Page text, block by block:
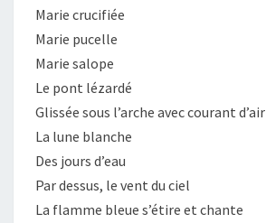
Marie crucifiée
Marie pucelle
Marie salope
Le pont lézardé
Glissée sous l’arche avec courant d’air
La lune blanche
Des jours d’eau
Par dessus, le vent du ciel
La flamme bleue s’étire et chante